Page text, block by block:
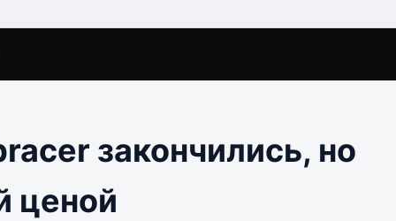
закончились, но
ценой